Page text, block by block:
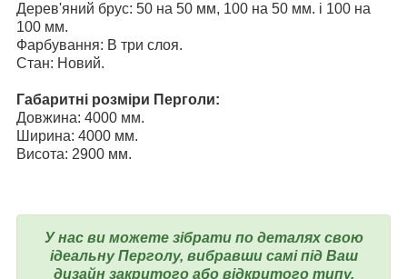
Дерев'яний брус: 50 на 50 мм, 100 на 50 мм. і 100 на
100 мм.
Фарбування: В три слоя.
Стан: Новий.
Габаритні розміри Перголи:
Довжина: 4000 мм.
Ширина: 4000 мм.
Висота: 2900 мм.
У нас ви можете зібрати по деталях свою
ідеальну Перголу, вибравши самі під Ваш
дизайн закритого або відкритого типу,